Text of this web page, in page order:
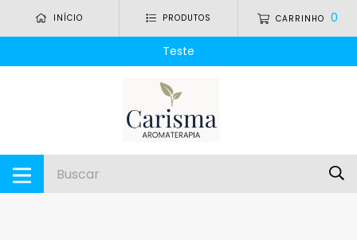
INÍCIO PRODUTOS CARRINHO 0
Teste